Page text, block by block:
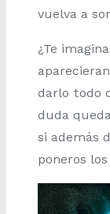
vuelva a
¿Te
darlo todo
duda
si además
poneros